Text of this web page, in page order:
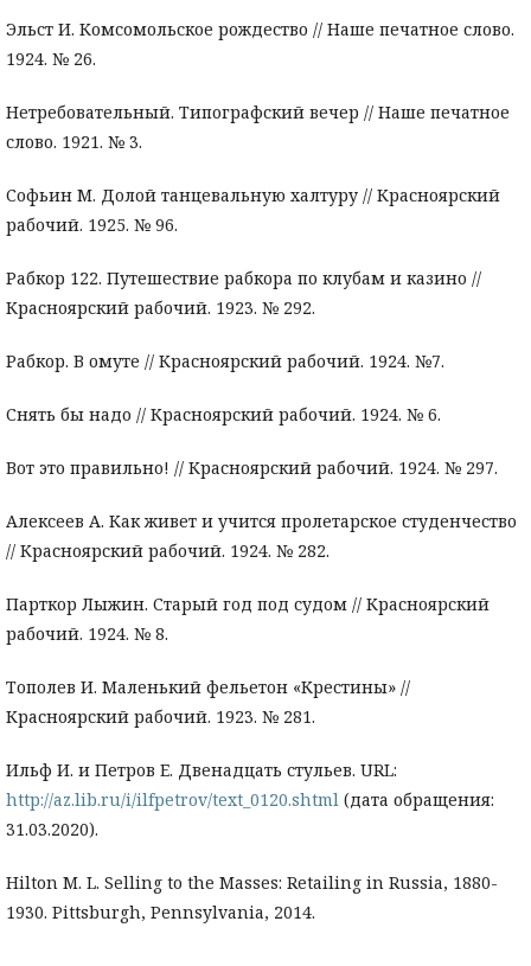
Эльст И. Комсомольское рождество // Наше печатное слово.
1924. № 26.
Нетребовательный. Типографский вечер // Наше печатное
слово. 1921. № 3.
Софьин М. Долой танцевальную халтуру // Красноярский
рабочий. 1925. № 96.
Рабкор 122. Путешествие рабкора по клубам и казино //
Красноярский рабочий. 1923. № 292.
Рабкор. В омуте // Красноярский рабочий. 1924. №7.
Снять бы надо // Красноярский рабочий. 1924. № 6.
Вот это правильно! // Красноярский рабочий. 1924. № 297.
Алексеев А. Как живет и учится пролетарское студенчество
// Красноярский рабочий. 1924. № 282.
Парткор Лыжин. Старый год под судом // Красноярский
рабочий. 1924. № 8.
Тополев И. Маленький фельетон «Крестины» //
Красноярский рабочий. 1923. № 281.
Ильф И. и Петров Е. Двенадцать стульев. URL:
http://az.lib.ru/i/ilfpetrov/text_0120.shtml (дата обращения:
31.03.2020).
Hilton M. L. Selling to the Masses: Retailing in Russia, 1880-
1930. Pittsburgh, Pennsylvania, 2014.